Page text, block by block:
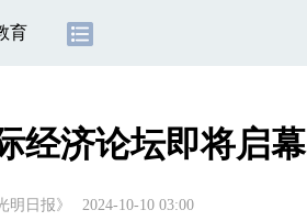
育
经济论坛即将启幕
明日报》 2024-10-10 03:00